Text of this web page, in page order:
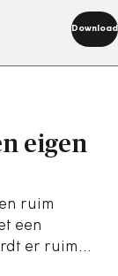
Download
eigen
ruim
een
er ruim…